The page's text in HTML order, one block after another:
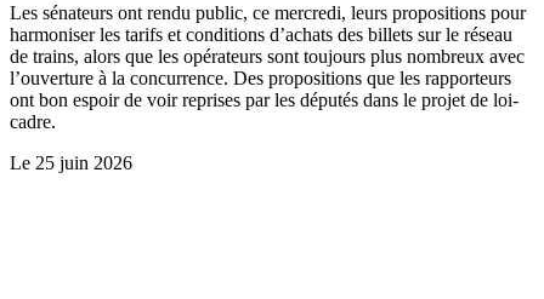
Les sénateurs ont rendu public, ce mercredi, leurs propositions pour
harmoniser les tarifs et conditions d’achats des billets sur le réseau
de trains, alors que les opérateurs sont toujours plus nombreux avec
l’ouverture à la concurrence. Des propositions que les rapporteurs
ont bon espoir de voir reprises par les députés dans le projet de loi-
cadre.
Le 25 juin 2026